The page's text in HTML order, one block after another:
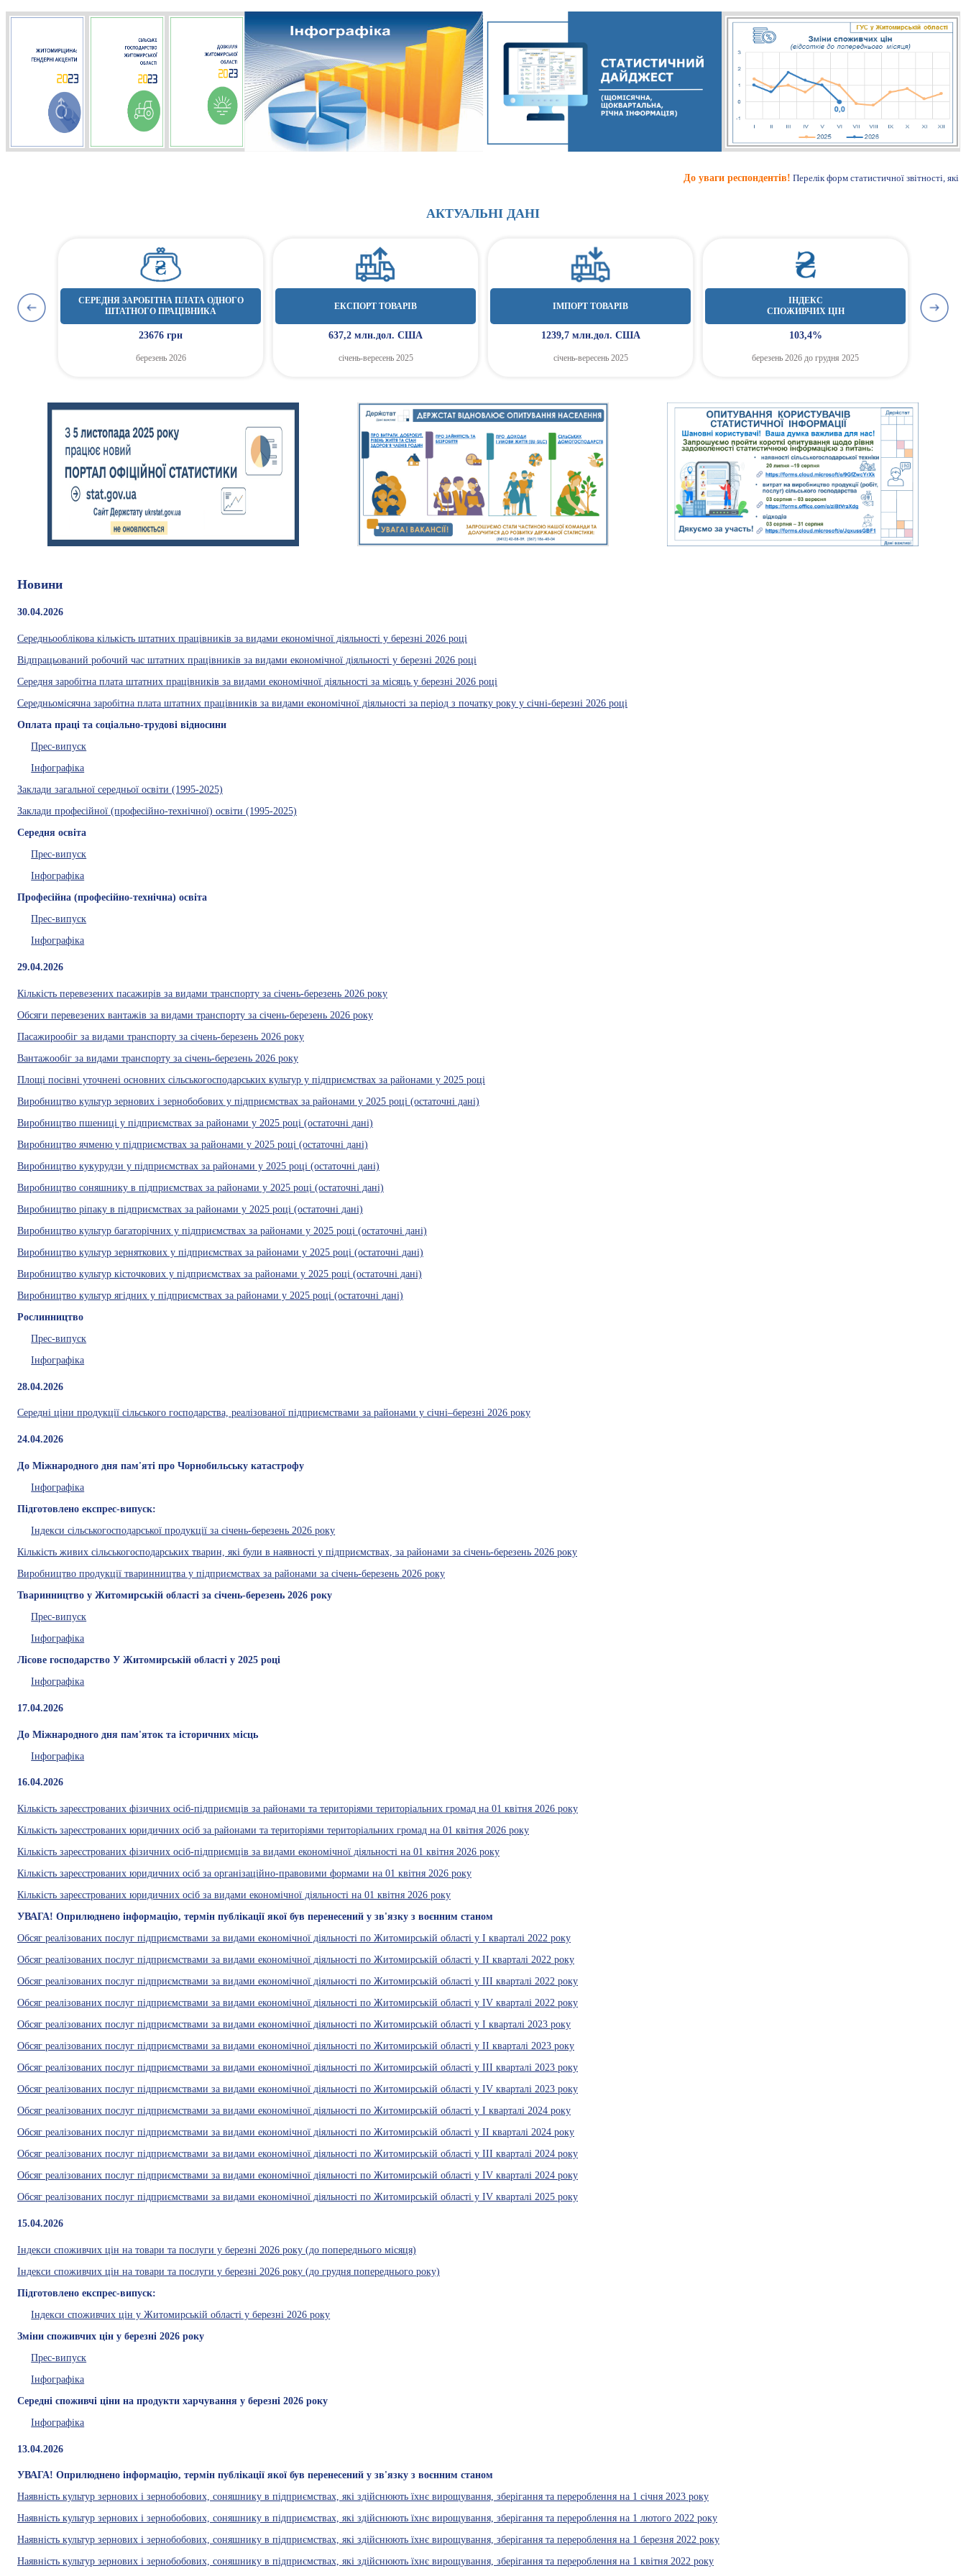
До уваги респондентів! Перелік форм статистичної звітності, які
АКТУАЛЬНІ ДАНІ
СЕРЕДНЯ ЗАРОБІТНА ПЛАТА ОДНОГО
ШТАТНОГО ПРАЦІВНИКА
23676 грн
березень 2026
ЕКСПОРТ ТОВАРІВ
637,2 млн.дол. США
січень-вересень 2025
ІМПОРТ ТОВАРІВ
1239,7 млн.дол. США
січень-вересень 2025
ІНДЕКС
СПОЖИВЧИХ ЦІН
103,4%
березень 2026 до грудня 2025
Новини
30.04.2026
Середньооблікова кількість штатних працівників за видами економічної діяльності у березні 2026 році
Відпрацьований робочий час штатних працівників за видами економічної діяльності у березні 2026 році
Середня заробітна плата штатних працівників за видами економічної діяльності за місяць у березні 2026 році
Середньомісячна заробітна плата штатних працівників за видами економічної діяльності за період з початку року у січні-березні 2026 році
Оплата праці та соціально-трудові відносини
Прес-випуск
Інфографіка
Заклади загальної середньої освіти (1995-2025)
Заклади професійної (професійно-технічної) освіти (1995-2025)
Середня освіта
Прес-випуск
Інфографіка
Професійна (професійно-технічна) освіта
Прес-випуск
Інфографіка
29.04.2026
Кількість перевезених пасажирів за видами транспорту за січень-березень 2026 року
Обсяги перевезених вантажів за видами транспорту за січень-березень 2026 року
Пасажирообіг за видами транспорту за січень-березень 2026 року
Вантажообіг за видами транспорту за січень-березень 2026 року
Площі посівні уточнені основних сільськогосподарських культур у підприємствах за районами у 2025 році
Виробництво культур зернових і зернобобових у підприємствах за районами у 2025 році (остаточні дані)
Виробництво пшениці у підприємствах за районами у 2025 році (остаточні дані)
Виробництво ячменю у підприємствах за районами у 2025 році (остаточні дані)
Виробництво кукурудзи у підприємствах за районами у 2025 році (остаточні дані)
Виробництво соняшнику в підприємствах за районами у 2025 році (остаточні дані)
Виробництво ріпаку в підприємствах за районами у 2025 році (остаточні дані)
Виробництво культур багаторічних у підприємствах за районами у 2025 році (остаточні дані)
Виробництво культур зерняткових у підприємствах за районами у 2025 році (остаточні дані)
Виробництво культур кісточкових у підприємствах за районами у 2025 році (остаточні дані)
Виробництво культур ягідних у підприємствах за районами у 2025 році (остаточні дані)
Рослинництво
Прес-випуск
Інфографіка
28.04.2026
Середні ціни продукції сільського господарства, реалізованої підприємствами за районами у січні–березні 2026 року
24.04.2026
До Міжнародного дня пам'яті про Чорнобильську катастрофу
Інфографіка
Підготовлено експрес-випуск:
Індекси сільськогосподарської продукції за січень-березень 2026 року
Кількість живих сільськогосподарських тварин, які були в наявності у підприємствах, за районами за січень-березень 2026 року
Виробництво продукції тваринництва у підприємствах за районами за січень-березень 2026 року
Тваринництво у Житомирській області за січень-березень 2026 року
Прес-випуск
Інфографіка
Лісове господарство У Житомирській області у 2025 році
Інфографіка
17.04.2026
До Міжнародного дня пам'яток та історичних місць
Інфографіка
16.04.2026
Кількість зареєстрованих фізичних осіб-підприємців за районами та територіями територіальних громад на 01 квітня 2026 року
Кількість зареєстрованих юридичних осіб за районами та територіями територіальних громад на 01 квітня 2026 року
Кількість зареєстрованих фізичних осіб-підприємців за видами економічної діяльності на 01 квітня 2026 року
Кількість зареєстрованих юридичних осіб за організаційно-правовими формами на 01 квітня 2026 року
Кількість зареєстрованих юридичних осіб за видами економічної діяльності на 01 квітня 2026 року
УВАГА! Оприлюднено інформацію, термін публікації якої був перенесений у зв'язку з воєнним станом
Обсяг реалізованих послуг підприємствами за видами економічної діяльності по Житомирській області у І кварталі 2022 року
Обсяг реалізованих послуг підприємствами за видами економічної діяльності по Житомирській області у ІІ кварталі 2022 року
Обсяг реалізованих послуг підприємствами за видами економічної діяльності по Житомирській області у ІІІ кварталі 2022 року
Обсяг реалізованих послуг підприємствами за видами економічної діяльності по Житомирській області у ІV кварталі 2022 року
Обсяг реалізованих послуг підприємствами за видами економічної діяльності по Житомирській області у І кварталі 2023 року
Обсяг реалізованих послуг підприємствами за видами економічної діяльності по Житомирській області у ІІ кварталі 2023 року
Обсяг реалізованих послуг підприємствами за видами економічної діяльності по Житомирській області у ІІІ кварталі 2023 року
Обсяг реалізованих послуг підприємствами за видами економічної діяльності по Житомирській області у ІV кварталі 2023 року
Обсяг реалізованих послуг підприємствами за видами економічної діяльності по Житомирській області у І кварталі 2024 року
Обсяг реалізованих послуг підприємствами за видами економічної діяльності по Житомирській області у ІІ кварталі 2024 року
Обсяг реалізованих послуг підприємствами за видами економічної діяльності по Житомирській області у ІІІ кварталі 2024 року
Обсяг реалізованих послуг підприємствами за видами економічної діяльності по Житомирській області у ІV кварталі 2024 року
Обсяг реалізованих послуг підприємствами за видами економічної діяльності по Житомирській області у ІV кварталі 2025 року
15.04.2026
Індекси споживчих цін на товари та послуги у березні 2026 року (до попереднього місяця)
Індекси споживчих цін на товари та послуги у березні 2026 року (до грудня попереднього року)
Підготовлено експрес-випуск:
Індекси споживчих цін у Житомирській області у березні 2026 року
Зміни споживчих цін у березні 2026 року
Прес-випуск
Інфографіка
Середні споживчі ціни на продукти харчування у березні 2026 року
Інфографіка
13.04.2026
УВАГА! Оприлюднено інформацію, термін публікації якої був перенесений у зв'язку з воєнним станом
Наявність культур зернових і зернобобових, соняшнику в підприємствах, які здійснюють їхнє вирощування, зберігання та перероблення на 1 січня 2023 року
Наявність культур зернових і зернобобових, соняшнику в підприємствах, які здійснюють їхнє вирощування, зберігання та перероблення на 1 лютого 2022 року
Наявність культур зернових і зернобобових, соняшнику в підприємствах, які здійснюють їхнє вирощування, зберігання та перероблення на 1 березня 2022 року
Наявність культур зернових і зернобобових, соняшнику в підприємствах, які здійснюють їхнє вирощування, зберігання та перероблення на 1 квітня 2022 року